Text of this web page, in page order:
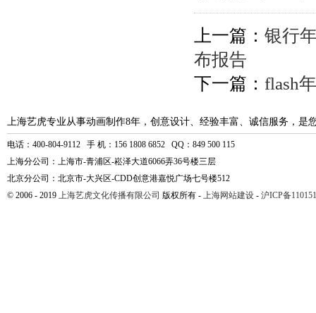
上一篇： 银行
布报告
下一篇： flash
上海艺虎专业从事动画制作8年，创意设计、经验丰富、诚信服务，是
电话：400-804-9112 手 机：156 1808 6852 QQ：849 500 115
上海分公司：上海市-青浦区-崧泽大道6066弄36号楼三层
北京分公司：北京市-大兴区-CDD创意港嘉悦广场七号楼512
© 2006 - 2019 上海艺虎文化传播有限公司 版权所有 - 上海网站建设 - 沪ICP备